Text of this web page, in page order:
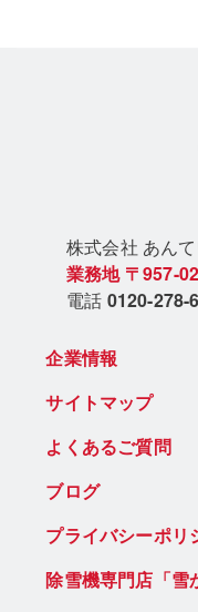
株式会社 あん
業務地 〒957-
電話 0120-278-
企業情報
サイトマップ
よくあるご質問
ブログ
プライバシーポリ
除雪機専門店「雪